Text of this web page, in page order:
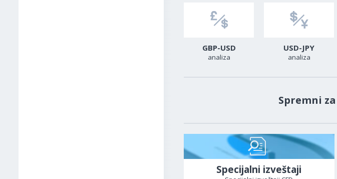
GBP-USD
analiza
USD-JPY
analiza
Spremni
Specijalni izveštaji